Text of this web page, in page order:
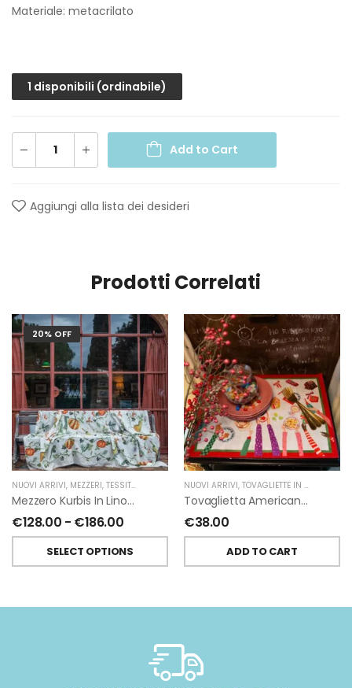
Materiale: metacrilato
1 disponibili (ordinabile)
Add to Cart
Aggiungi alla lista dei desideri
Prodotti Correlati
20% OFF
NUOVI ARRIVI, MEZZERI, TESSITURA TOSCANA TELERIE
Mezzero Kurbis In Lino Di Tessitura Toscana Telerie
€128.00 - €186.00
SELECT OPTIONS
NUOVI ARRIVI, TOVAGLIETTE IN POLIESTERE
Tovaglietta Americana Hands On Christmas Set Di 2 Di Tessitura Toscana Telerie
€38.00
ADD TO CART